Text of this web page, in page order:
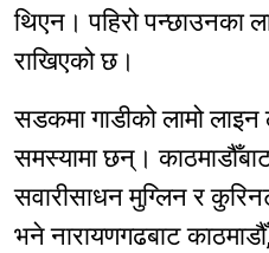
थिएन। पहिरो पन्छाउनका
राखिएको छ।
सडकमा गाडीको लामो
समस्यामा छन्।
सवारीसाधन मुग्लिन र
भने नारायणगढबाट